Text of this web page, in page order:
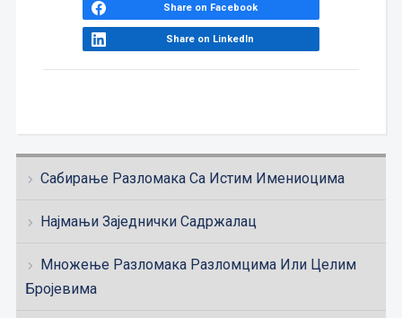
Сабирање Разломака Са Истим Имениоцима
Најмањи Заједнички Садржалац
Множење Разломака Разломцима Или Целим
Бројевима
Share on Facebook
Share on LinkedIn